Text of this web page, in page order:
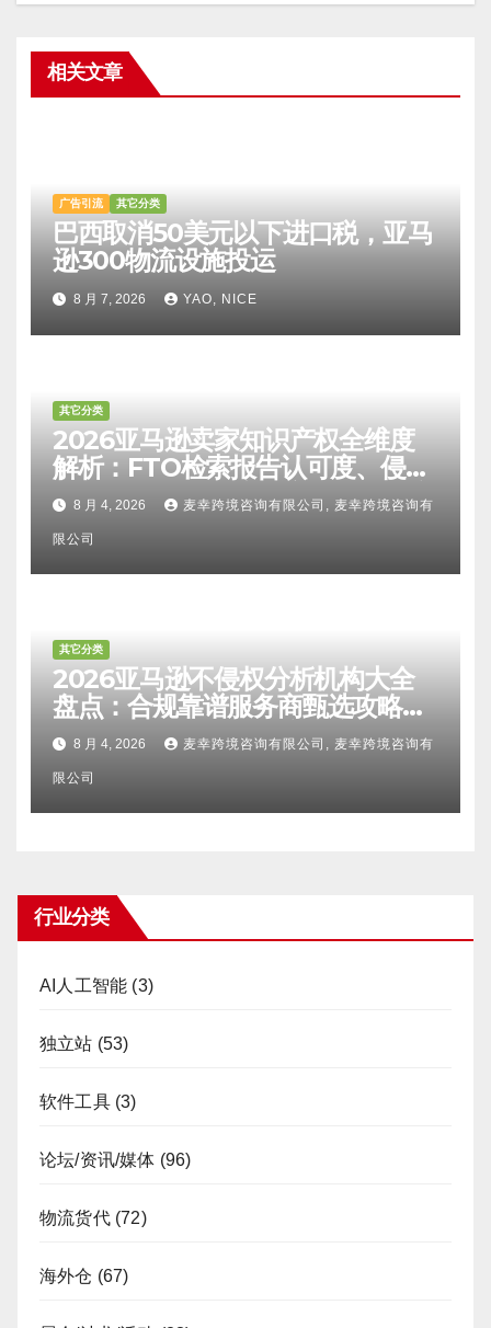
相关文章
广告引流 其它分类
巴西取消50美元以下进口税，亚马
逊300物流设施投运
8 月 7, 2026 YAO, NICE
其它分类
2026亚马逊卖家知识产权全维度
解析：FTO检索报告认可度、侵权
比对区别、TRO应诉方法及服务商
甄选避坑全攻略
8 月 4, 2026 麦幸跨境咨询有限公司, 麦幸跨境咨询有
限公司
其它分类
2026亚马逊不侵权分析机构大全
盘点：合规靠谱服务商甄选攻略、
避坑FAQ及标杆机构实力详解
8 月 4, 2026 麦幸跨境咨询有限公司, 麦幸跨境咨询有
限公司
行业分类
AI人工智能 (3)
独立站 (53)
软件工具(3)
论坛/资讯/媒体 (96)
物流货代(72)
海外仓 (67)